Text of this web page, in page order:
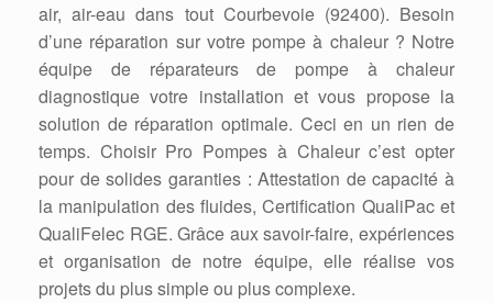
air, air-eau dans tout Courbevoie (92400). Besoin
d’une réparation sur votre pompe à chaleur ? Notre
équipe de réparateurs de pompe à chaleur
diagnostique votre installation et vous propose la
solution de réparation optimale. Ceci en un rien de
temps. Choisir Pro Pompes à Chaleur c’est opter
pour de solides garanties : Attestation de capacité à
la manipulation des fluides, Certification QualiPac et
QualiFelec RGE. Grâce aux savoir-faire, expériences
et organisation de notre équipe, elle réalise vos
projets du plus simple ou plus complexe.